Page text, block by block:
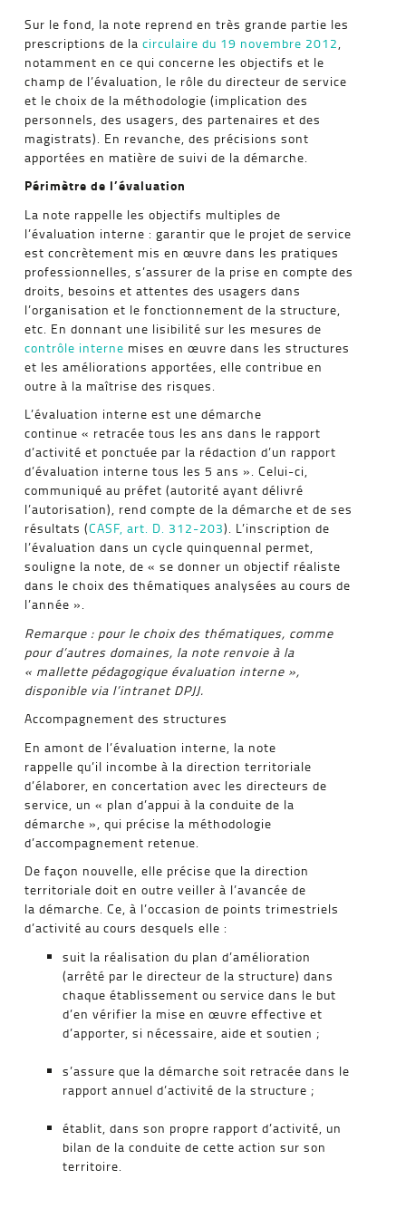
Sur le fond, la note reprend en très grande partie les
prescriptions de lacirculaire du 19 novembre 2012,
notamment en ce qui concerne les objectifs et le
champ de l’évaluation, le rôle du directeur de service
et le choix de la méthodologie (implication des
personnels, des usagers, des partenaires et des
magistrats). En revanche, des précisions sont
apportées en matière de suivi de la démarche.
Périmètre de l’évaluation
La note rappelle les objectifs multiples de
l’évaluation interne : garantir que le projet de service
est concrètement mis en œuvre dans les pratiques
professionnelles, s’assurer de la prise en compte des
droits, besoins et attentes des usagers dans
l’organisation et le fonctionnement de la structure,
etc. En donnant une lisibilité sur les mesures de
contrôle interne mises en œuvre dans les structures
et les améliorations apportées, elle contribue en
outre à la maîtrise des risques.
L’évaluation interne est une démarche
continue « retracée tous les ans dans le rapport
d’activité et ponctuée par la rédaction d’un rapport
d’évaluation interne tous les 5 ans ». Celui-ci,
communiqué au préfet (autorité ayant délivré
l’autorisation), rend compte de la démarche et de ses
résultats (CASF, art. D. 312-203). L’inscription de
l’évaluation dans un cycle quinquennal permet,
souligne la note, de « se donner un objectif réaliste
dans le choix des thématiques analysées au cours de
l’année ».
Remarque : pour le choix des thématiques, comme
pour d’autres domaines, la note renvoie à la
« mallette pédagogique évaluation interne »,
disponible via l’intranet DPJJ.
Accompagnement des structures
En amont de l’évaluation interne, la note
rappelle qu’il incombe à la direction territoriale
d’élaborer, en concertation avec les directeurs de
service, un « plan d’appui à la conduite de la
démarche », qui précise la méthodologie
d’accompagnement retenue.
De façon nouvelle, elle précise que la direction
territoriale doit en outre veiller à l’avancée de
la démarche. Ce, à l’occasion de points trimestriels
d’activité au cours desquels elle :
suit la réalisation du plan d’amélioration
(arrêté par le directeur de la structure) dans
chaque établissement ou service dans le but
d’en vérifier la mise en œuvre effective et
d’apporter, si nécessaire, aide et soutien ;
s’assure que la démarche soit retracée dans le
rapport annuel d’activité de la structure ;
établit, dans son propre rapport d’activité, un
bilan de la conduite de cette action sur son
territoire.